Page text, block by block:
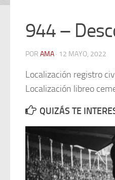
944 –
POR AMA · 12 MAYO, 2022
Localización registro
Localización libreo
QUIZÁS TE